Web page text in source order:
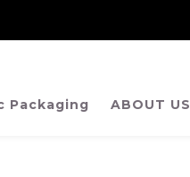
Award 勇奪金獎】
Packaging ABOUT US